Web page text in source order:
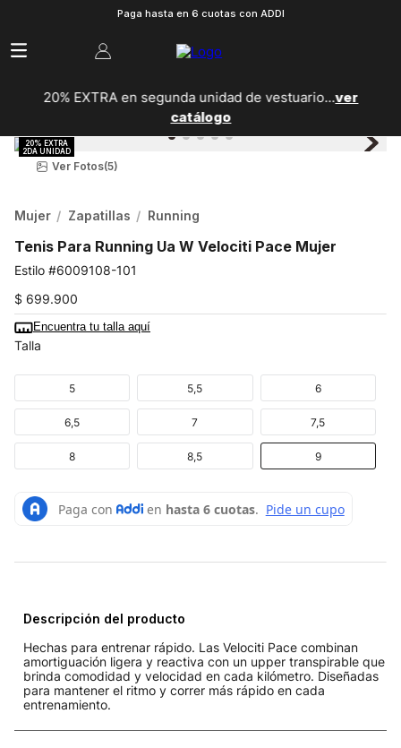
Paga hasta en 6 cuotas con ADDI
20% EXTRA en segunda unidad de vestuario...ver
catálogo
Ver Fotos(5)
Mujer Zapatillas Running
Tenis Para Running Ua W Velociti Pace Mujer
6009108-101
$ 699.900
Encuentra tu talla aquí
Talla
5 6
7
8 9
7,5
8,5
6,5
5,5
Descripción del producto
Hechas para entrenar rápido. Las Velociti Pace combinan
amortiguación ligera y reactiva con un upper transpirable que
brinda comodidad y velocidad en cada kilómetro. Diseñadas
para mantener el ritmo y correr más rápido en cada
entrenamiento.